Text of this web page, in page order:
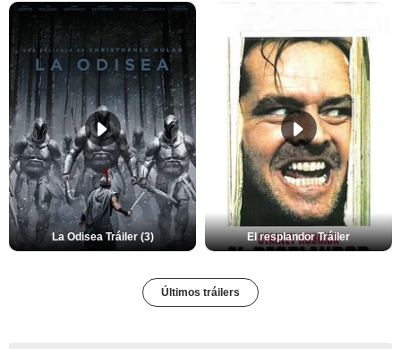
La Odisea Tráiler (3) El resplandor Tráiler
Últimos tráilers